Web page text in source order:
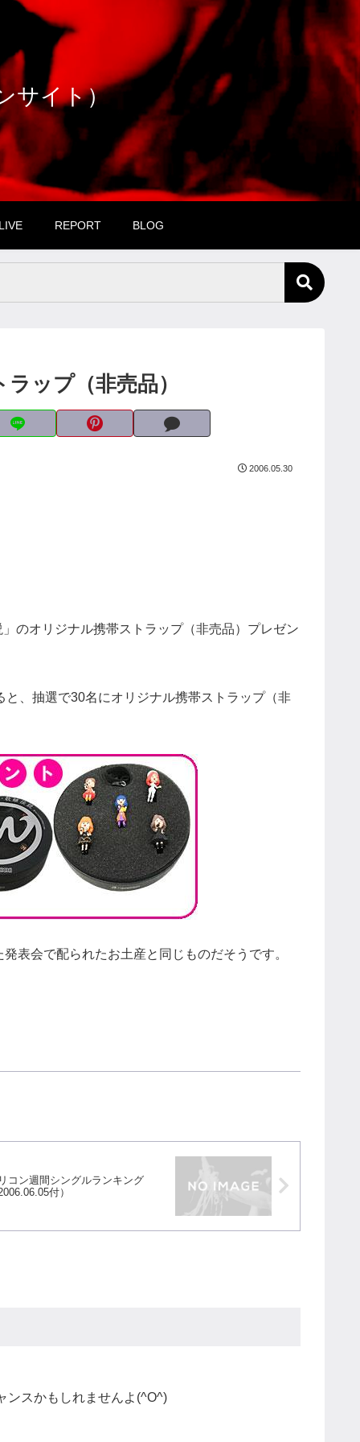
サイト）
LIVE REPORT BLOG
ップ（非売品）
2006.05.30
のオリジナル携帯ストラップ（非売品）プレゼン
、抽選で30名にオリジナル携帯ストラップ（非
表会で配られたお土産と同じものだそうです。
コン週間シングルランキング
2006.06.05付）
ンスかもしれませんよ(^O^)